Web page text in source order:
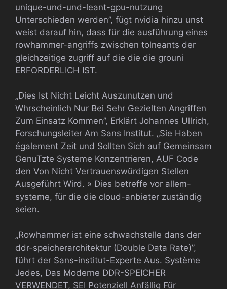
unique-und-und-leant-gpu-nutzung
Unterschieden werden”, fügt nvidia hinzu unst
weist darauf hin, dass für die ausführung eines
rowhammer-angriffs zwischen tolneants der
gleichzeitige zugriff auf die die die grouni
ERFORDERLICH IST.
„Dies Ist Nicht Leicht Auszunutzen und
Whrscheinlich Nur Bei Sehr Gezielten Angriffen
Zum Einsatz Kommen”, Erklärt Johannes Ullrich,
Forschungsleiter Am Sans Institut. „Sie Haben
également Zeit und Sollten Sich auf Gemeinsam
GenuTzte Systeme Konzentrieren, AUF Code
den Von Nicht Vertrauenswürdigen Stellen
Ausgeführt Wird. » Dies betreffe vor allem-
systeme, für die die cloud-anbieter zuständig
seien.
„Rowhammer ist eine schwachstelle dans der
ddr-speicherarchitektur (Double Data Rate)”,
führt der Sans-institut-Experte Aus. Système
Jedes, Das Moderne DDR-SPEICHER
VERWENDET, SEI Potenziell Anfällig Für